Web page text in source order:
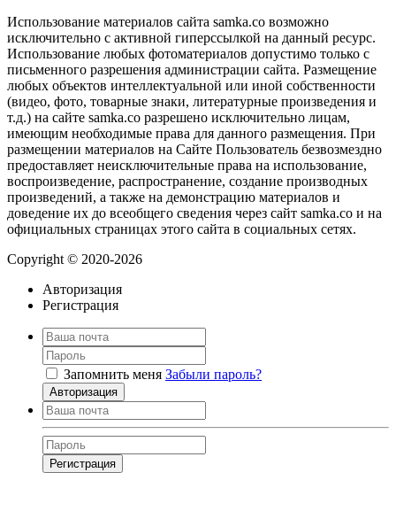
Использование материалов сайта samka.co возможно
исключительно с активной гиперссылкой на данный ресурс.
Использование любых фотоматериалов допустимо только с
письменного разрешения администрации сайта. Размещение
любых объектов интеллектуальной или иной собственности
(видео, фото, товарные знаки, литературные произведения и
т.д.) на сайте samka.co разрешено исключительно лицам,
имеющим необходимые права для данного размещения. При
размещении материалов на Сайте Пользователь безвозмездно
предоставляет неисключительные права на использование,
воспроизведение, распространение, создание производных
произведений, а также на демонстрацию материалов и
доведение их до всеобщего сведения через сайт samka.co и на
официальных страницах этого сайта в социальных сетях.
Copyright © 2020-2026
Авторизация
Регистрация
Запомнить меня Забыли пароль?
Авторизация
Регистрация